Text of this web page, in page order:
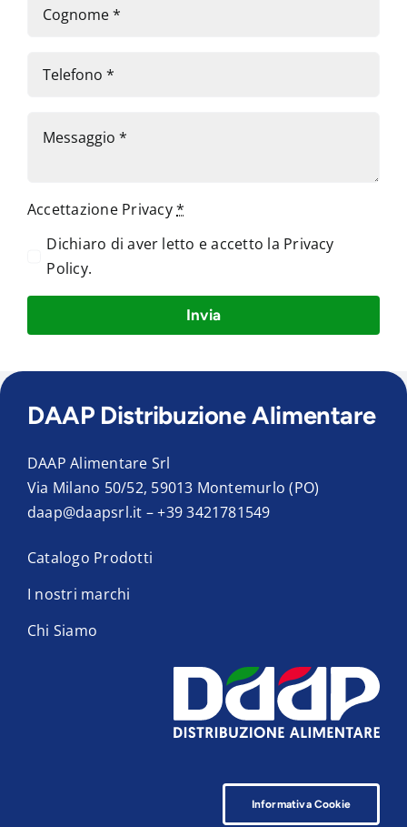
Accettazione Privacy*
Dichiaro di aver letto e accetto la Privacy
Policy.
Invia
DAAP Distribuzione Alimentare
DAAP Alimentare Srl
Via Milano 50/52, 59013 Montemurlo (PO)
daap@daapsrl.it –+39 3421781549
Catalogo Prodotti
I nostri marchi
Chi Siamo
Informativa Cookie